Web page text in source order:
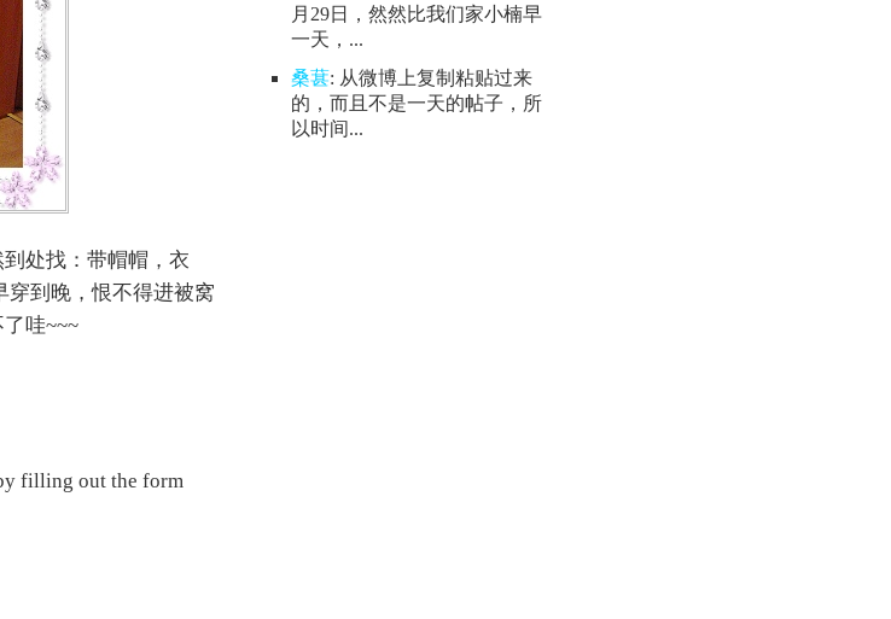
处找：带帽帽，衣
穿到晚，恨不得进被窝
哇~~~
filling out the form
月29日，然然比我们家小楠早
一天，...
桑葚: 从微博上复制粘贴过来
的，而且不是一天的帖子，所
以时间...